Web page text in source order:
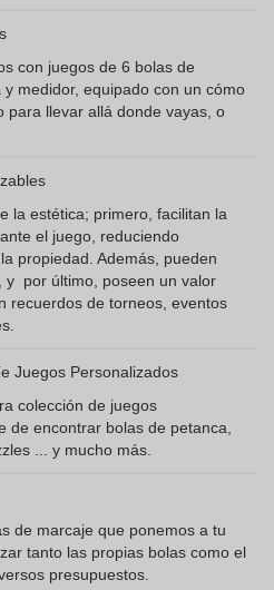
con juegos de 6 bolas de
medidor, equipado con un cómo
para llevar allá donde vayas, o
la estética; primero, facilitan la
el juego, reduciendo
propiedad. Además, pueden
y por último, poseen un valor
recuerdos de torneos, eventos
Juegos Personalizados
colección de juegos
de encontrar bolas de petanca,
... y mucho más.
de marcaje que ponemos a tu
tanto las propias bolas como el
presupuestos.